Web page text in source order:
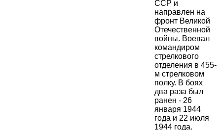
ССР и
направлен на
фронт Великой
Отечественной
войны. Воевал
командиром
стрелкового
отделения в 455-
м стрелковом
полку. В боях
два раза был
ранен - 26
января 1944
года и 22 июля
1944 года.